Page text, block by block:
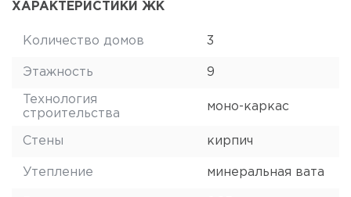
ХАРАКТЕРИСТИКИ ЖК
Количество домов 3
Этажность 9
Технология
строительства
моно-каркас
Стены кирпич
Утепление минеральная вата